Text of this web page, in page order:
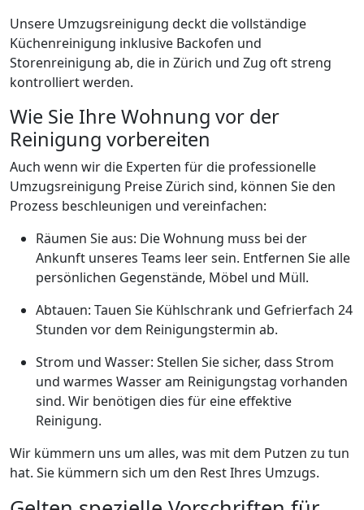
Unsere Umzugsreinigung deckt die vollständige
Küchenreinigung inklusive Backofen und
Storenreinigung ab, die in Zürich und Zug oft streng
kontrolliert werden.
Wie Sie Ihre Wohnung vor der
Reinigung vorbereiten
Auch wenn wir die Experten für die professionelle
Umzugsreinigung Preise Zürich sind, können Sie den
Prozess beschleunigen und vereinfachen:
Räumen Sie aus: Die Wohnung muss bei der
Ankunft unseres Teams leer sein. Entfernen Sie alle
persönlichen Gegenstände, Möbel und Müll.
Abtauen: Tauen Sie Kühlschrank und Gefrierfach 24
Stunden vor dem Reinigungstermin ab.
Strom und Wasser: Stellen Sie sicher, dass Strom
und warmes Wasser am Reinigungstag vorhanden
sind. Wir benötigen dies für eine effektive
Reinigung.
Wir kümmern uns um alles, was mit dem Putzen zu tun
hat. Sie kümmern sich um den Rest Ihres Umzugs.